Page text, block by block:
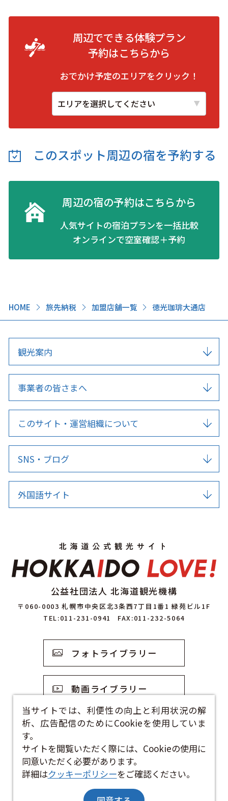
HOME 旅先納税 加盟店舗一覧 徳光珈琲大通店
周辺でできる体験プラン
予約はこちらから
おでかけ予定のエリアをクリック！
このスポット周辺の宿を予約する
周辺の宿の予約はこちらから
人気サイトの宿泊プランを一括比較
オンラインで空室確認＋予約
観光案内
事業者の皆さまへ
このサイト・運営組織について
SNS・ブログ
外国語サイト
公益社団法人 北海道観光機構
〒060-0003 札幌市中央区北3条西7丁目1番1 緑苑ビル1F
TEL:011-231-0941
FAX:011-232-5064
フォトライブラリー
動画ライブラリー
観光資料
お問い合わせフォーム
当サイトでは、利便性の向上と利用状況の解
析、広告配信のためにCookieを使用していま
す。
サイトを閲覧いただく際には、Cookieの使用に
同意いただく必要があります。
詳細はクッキーポリシーをご確認ください。